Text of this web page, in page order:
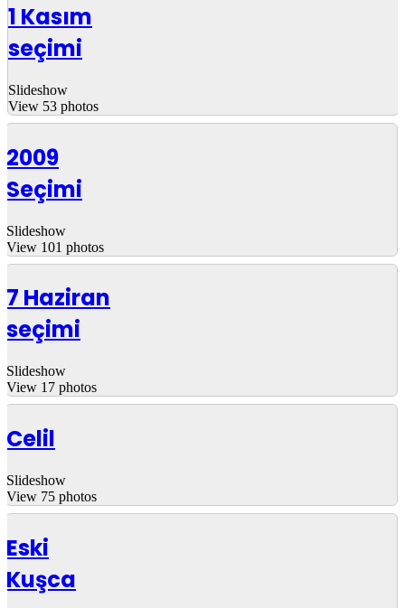
1 Kasım
seçimi
Slideshow
View 53 photos
2009
Seçimi
Slideshow
View 101 photos
7 Haziran
seçimi
Slideshow
View 17 photos
Celil
Slideshow
View 75 photos
Eski
Kuşca